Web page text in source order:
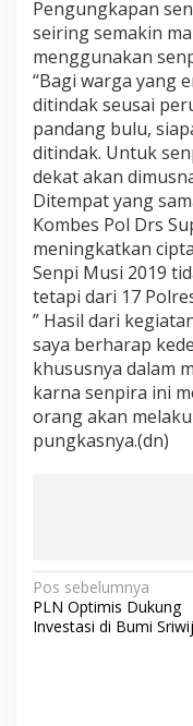
Pengungkapan
seiring semakin
menggunakan
“Bagi warga yang
ditindak seusai
pandang bulu,
ditindak. Untuk
dekat akan
Ditempat yang
Kombes Pol Drs
meningkatkan
Senpi Musi 2019
tetapi dari 17
” Hasil dari
saya berharap
khususnya dalam
karna senpira ini
orang akan
pungkasnya.(dn)
N
a
Pos sebelumnya
PLN Optimis Dukung
Investasi di Bumi